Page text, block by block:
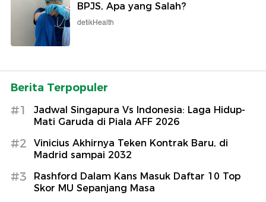
BPJS, Apa yang Salah?
detikHealth
Berita Terpopuler
#1
Jadwal Singapura Vs Indonesia: Laga Hidup-
Mati Garuda di Piala AFF 2026
#2
Vinicius Akhirnya Teken Kontrak Baru, di
Madrid sampai 2032
#3
Rashford Dalam Kans Masuk Daftar 10 Top
Skor MU Sepanjang Masa